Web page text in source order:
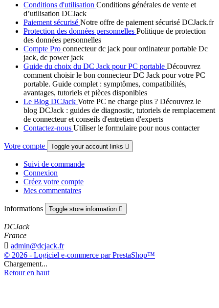
Conditions d'utilisation Conditions générales de vente et
d’utilisation DCJack
Paiement sécurisé Notre offre de paiement sécurisé DCJack.fr
Protection des données personnelles Politique de protection
des données personnelles
Compte Pro connecteur dc jack pour ordinateur portable Dc
jack, dc power jack
Guide du choix du DC Jack pour PC portable Découvrez
comment choisir le bon connecteur DC Jack pour votre PC
portable. Guide complet : symptômes, compatibilités,
avantages, tutoriels et pièces disponibles
Le Blog DCJack Votre PC ne charge plus ? Découvrez le
blog DCJack : guides de diagnostic, tutoriels de remplacement
de connecteur et conseils d'entretien d'experts
Contactez-nous Utiliser le formulaire pour nous contacter
Votre compte Toggle your account links 
Suivi de commande
Connexion
Créez votre compte
Mes commentaires
Informations Toggle store information 
DCJack
France
 admin@dcjack.fr
© 2026 - Logiciel e-commerce par PrestaShop™
Chargement...
Retour en haut